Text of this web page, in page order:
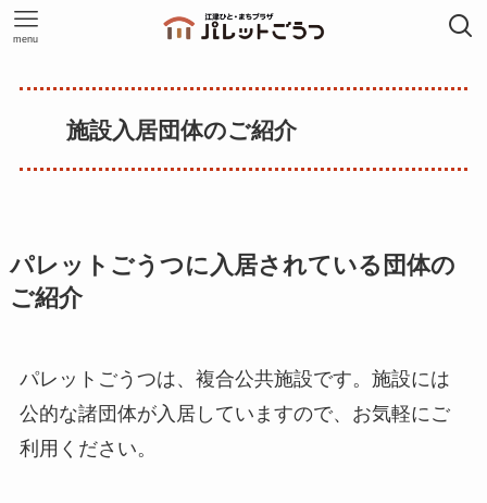
menu
施設入居団体のご紹介
パレットごうつに入居されている団体の
ご紹介
パレットごうつは、複合公共施設です。施設には
公的な諸団体が入居していますので、お気軽にご
利用ください。